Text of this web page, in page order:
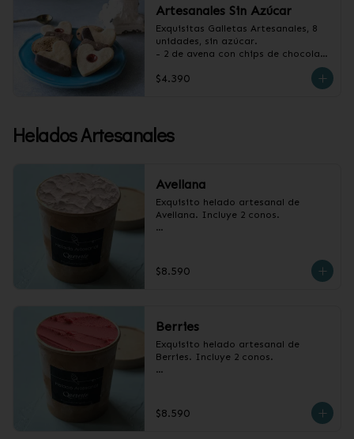
Artesanales Sin Azúcar
Exquisitas Galletas Artesanales, 8
unidades, sin azúcar.
- 2 de avena con chips de chocolate
chocolate
$4.390
Helados Artesanales
Avellana
Exquisito helado artesanal de
Avellana. Incluye 2 conos.
$8.590
Berries
Exquisito helado artesanal de
Berries. Incluye 2 conos.
$8.590